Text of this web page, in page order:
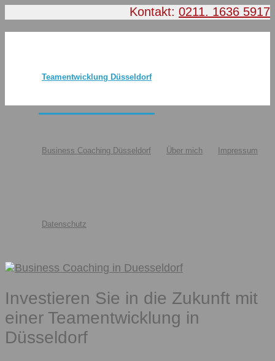
Kontakt: 0211. 1636 5917
Teamentwicklung Düsseldorf
Business Coaching Düsseldorf Über mich Impressum
Datenschutz
Investieren Sie in die Zukunft mit
einer Teamentwicklung in
Düsseldorf